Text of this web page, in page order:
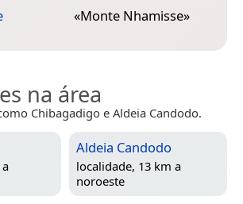
«Monte Nhamisse»
na área
Chibagadigo e Aldeia Candodo.
Aldeia Candodo
localidade, 13 km a
noroeste